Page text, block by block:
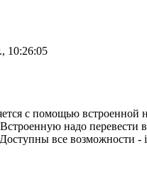
10:26:05
с помощью встроенной
надо перевести
все возможности -